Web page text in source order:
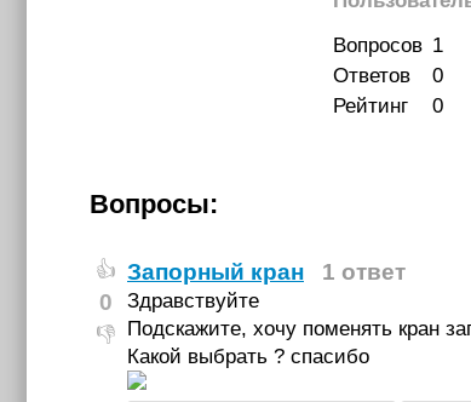
Вопросов 1
Ответов
0
Рейтинг
0
Вопросы:
👍
0
👎
Запорный кран 1 ответ
Здравствуйте
Подскажите, хочу поменять кран
Какой выбрать ? спасибо